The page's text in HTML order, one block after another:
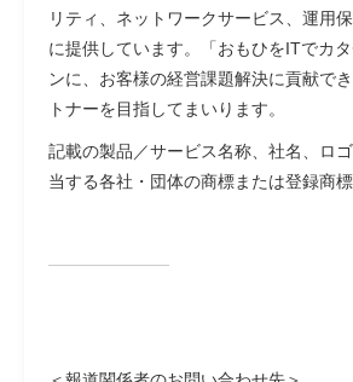
リティ、ネットワークサービス、運用
に提供しています。「おもひをITでカ
ンに、お客様の経営課題解決に貢献で
トナーを目指してまいります。
記載の製品／サービス名称、社名、ロ
当する各社・団体の商標または登録商標